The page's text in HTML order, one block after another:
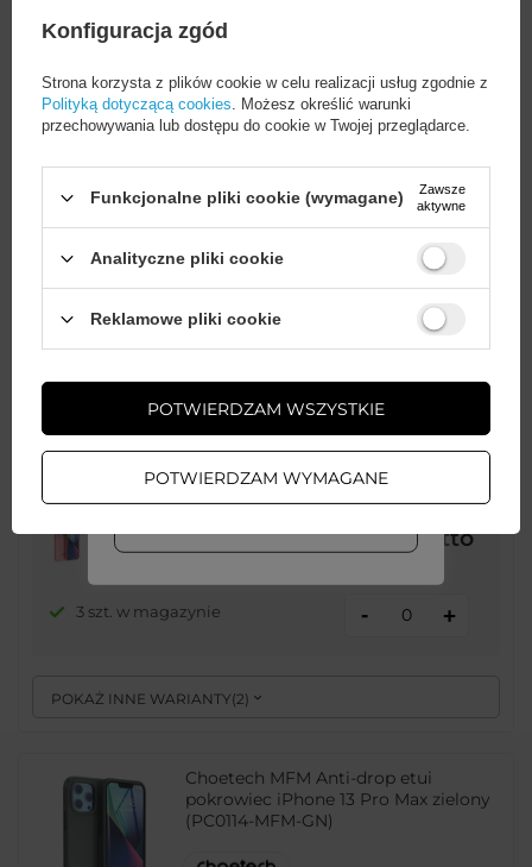
Biały
124 szt. w magazynie -
EOL
Made For MagSafe do iPhone 13 Pro
Ilość w opakowaniu zbiorczym:
POKAŻ INNE WARIANTY(2)
Różowy 15,00 PLNbrutto
3 szt. w magazynie - +
Choetech MFM Anti-drop etui
pokrowiec iPhone 13 Pro Max zielony
(PC0114-MFM-GN)
Wystarczy założyć konto
odblokować zniżki na kolejne
ZAŁÓŻ KONTO
Konfiguracja zgód
Strona korzysta z plików cookie w celu realizacji usług zgodnie z
Polityką dotyczącą cookies . Możesz określić warunki
przechowywania lub dostępu do cookie w Twojej przeglądarce.
Funkcjonalne pliki cookie (wymagane)
Zawsze
aktywne
Analityczne pliki cookie
Reklamowe pliki cookie
POTWIERDZAM WYMAGANE
POTWIERDZAM WSZYSTKIE